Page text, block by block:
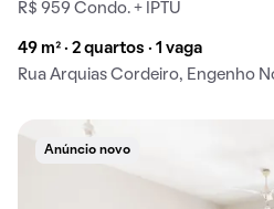
R$ 959 Condo. + IPTU
49 m² · 2 quartos · 1 vaga
Rua Arquias Cordeiro, Engenho
Anúncio novo